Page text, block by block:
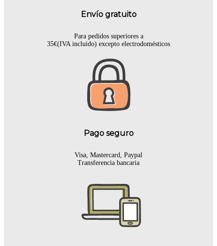
Envío gratuito
Para pedidos superiores a
35€(IVA incluido) excepto electrodomésticos
Pago seguro
Visa, Mastercard, Paypal
Transferencia bancaria